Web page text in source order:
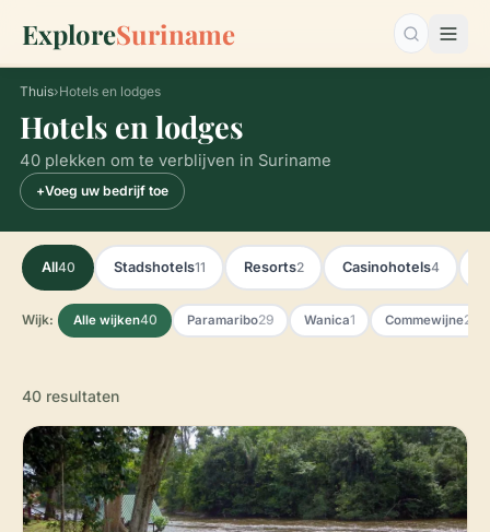
ExploreSuriname Zoeken…
Thuis›Hotels en lodges
Hotels en lodges
40 plekken om te verblijven in Suriname
+Voeg uw bedrijf toe
All40 Stadshotels11 Resorts2 Casinohotels4
Wijk: Alle wijken40 Paramaribo29 Wanica1 Commewijne2
40 resultaten